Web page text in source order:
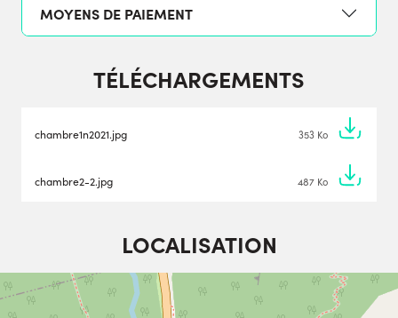
MOYENS DE PAIEMENT
TÉLÉCHARGEMENTS
chambre1n2021.jpg 353 Ko
chambre2-2.jpg 487 Ko
LOCALISATION